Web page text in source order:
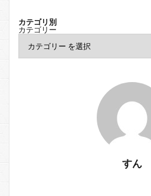
カテゴリ別
カテゴリー
すん